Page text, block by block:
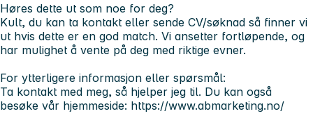
Høres dette ut som noe for deg?
Kult, du kan ta kontakt eller sende CV/søknad så finner vi
ut hvis dette er en god match. Vi ansetter fortløpende, og
har mulighet å vente på deg med riktige evner.
For ytterligere informasjon eller spørsmål:
Ta kontakt med meg, så hjelper jeg til. Du kan også
besøke vår hjemmeside: https://www.abmarketing.no/